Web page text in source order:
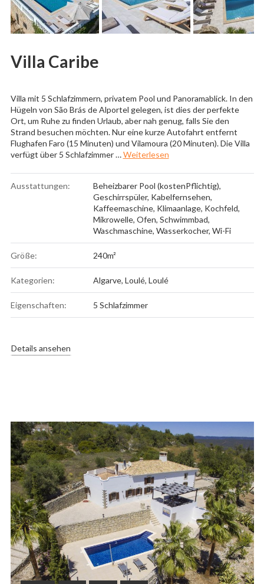
Villa Caribe
Villa mit 5 Schlafzimmern, privatem Pool und Panoramablick. In den
Hügeln von São Brás de Alportel gelegen, ist dies der perfekte
Ort, um Ruhe zu finden Urlaub, aber nah genug, falls Sie den
Strand besuchen möchten. Nur eine kurze Autofahrt entfernt
Flughafen Faro (15 Minuten) und Vilamoura (20 Minuten). Die Villa
verfügt über 5 Schlafzimmer …Weiterlesen„Villa Caribe“
Ausstattungen: Beheizbarer Pool (kostenPflichtig),
Geschirrspüler, Kabelfernsehen,
Kaffeemaschine, Klimaanlage, Kochfeld,
Mikrowelle, Ofen, Schwimmbad,
Waschmaschine, Wasserkocher, Wi-Fi
Größe: 240m²
Kategorien: Algarve, Loulé, Loulé
Eigenschaften: 5 Schlafzimmer
Details ansehen